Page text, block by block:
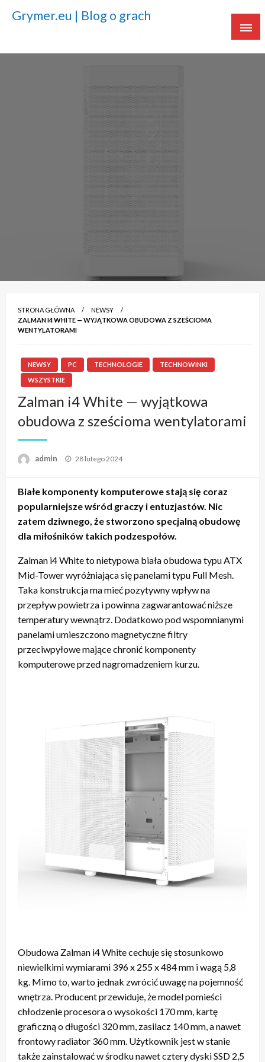
Grymer.eu | Blog o grach
STRONA GŁÓWNA
NEWSY
ZALMAN I4 WHITE — WYJĄTKOWA OBUDOWA Z SZEŚCIOMA
WENTYLATORAMI
NEWSY PC TECHNOLOGIE
TECHNOWINKI
WSZYSTKIE
Zalman i4 White — wyjątkowa
obudowa z sześcioma wentylatorami
admin Napisano
28 lutego 2024
Białe komponenty komputerowe stają się coraz
popularniejsze wśród graczy i entuzjastów. Nic
zatem dziwnego, że stworzono specjalną obudowę
dla miłośników takich podzespołów.
Zalman i4 White to nietypowa biała obudowa typu ATX
Mid-Tower wyróżniająca się panelami typu Full Mesh.
Taka konstrukcja ma mieć pozytywny wpływ na
przepływ powietrza i powinna zagwarantować niższe
temperatury wewnątrz. Dodatkowo pod wspomnianymi
panelami umieszczono magnetyczne filtry
przeciwpyłowe mające chronić komponenty
komputerowe przed nagromadzeniem kurzu.
Obudowa Zalman i4 White cechuje się stosunkowo
niewielkimi wymiarami 396 x 255 x 484 mm i wagą 5,8
kg. Mimo to, warto jednak zwrócić uwagę na pojemność
wnętrza. Producent przewiduje, że model pomieści
chłodzenie procesora o wysokości 170 mm, kartę
graficzną o długości 320 mm, zasilacz 140 mm, a nawet
frontowy radiator 360 mm. Użytkownik jest w stanie
także zainstalować w środku nawet cztery dyski SSD 2,5